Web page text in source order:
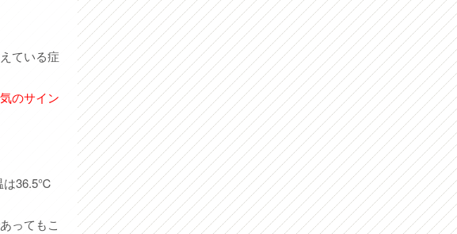
ている症
のサイン
は36.5℃
ってもこ